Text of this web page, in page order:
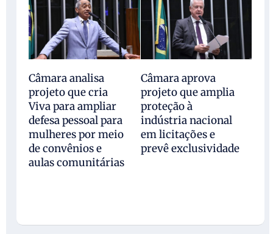
Câmara analisa
projeto que cria
Viva para ampliar
defesa pessoal para
mulheres por meio
de convênios e
aulas comunitárias
Câmara aprova
projeto que amplia
proteção à
indústria nacional
em licitações e
prevê exclusividade